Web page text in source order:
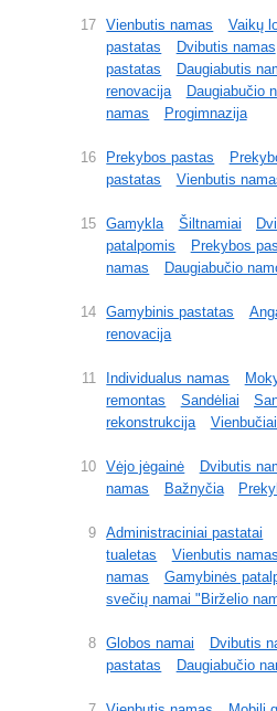
17 Vienbutis namas
Vaikų
pastatas
Dvibutis namas
pastatas
Daugiabutis
renovacija
Daugiabučio
namas
Progimnazija
16 Prekybos pastas
pastatas
Vienbutis
15 Gamykla Šiltnamiai
patalpomis
Prekybos
namas
Daugiabučio
14 Gamybinis pastatas
renovacija
11 Individualus namas
remontas
Sandėliai
rekonstrukcija
10 Vėjo jėgainė
Dvibutis
namas
Bažnyčia
9
Administraciniai pastatai
tualetas
Vienbutis
namas
Gamybinės
svečių namai "Birželio
8 Globos namai
Dvibutis
pastatas
Daugiabučio